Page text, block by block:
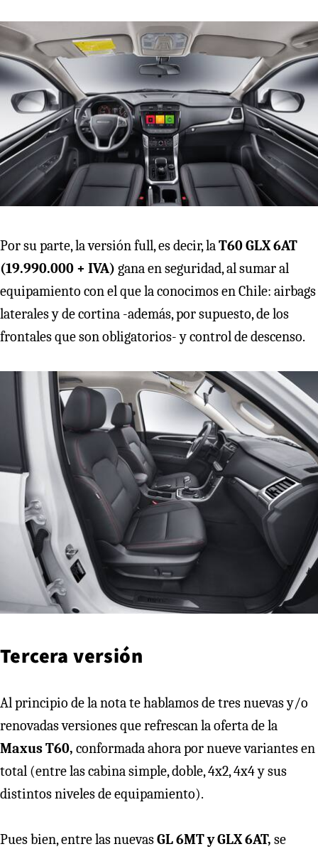
Por su parte, la versión full, es decir, laT60 GLX 6AT
(19.990.000 + IVA) gana en seguridad, al sumar al
equipamiento con el que la conocimos en Chile: airbags
laterales y de cortina -además, por supuesto, de los
frontales que son obligatorios- y control de descenso.
Tercera versión
Al principio de la nota te hablamos de tres nuevas y/o
renovadas versiones que refrescan la oferta de la
Maxus T60, conformada ahora por nueve variantes en
total (entre las cabina simple, doble, 4x2, 4x4 y sus
distintos niveles de equipamiento).
Pues bien, entre las nuevasGL 6MT y GLX 6AT, se